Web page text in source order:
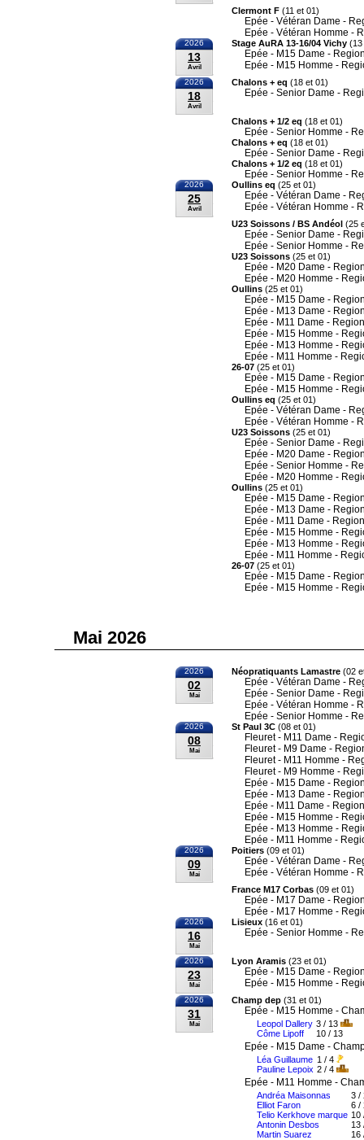
Clermont F (11 et 01)
Epée - Vétéran Dame -
Epée - Vétéran Homme -
2026
13
Avril
Stage AuRA 13-16/04 Vichy (13
Epée - M15 Dame -
Epée - M15 Homme -
2026
18
Avril
Chalons + eq (18 et 01)
Epée - Senior Dame -
Chalons + 1/2 eq (18 et 01)
Epée - Senior Homme -
Chalons + eq (18 et 01)
Epée - Senior Dame -
Chalons + 1/2 eq (18 et 01)
Epée - Senior Homme -
2026
25
Avril
Oullins eq (25 et 01)
Epée - Vétéran Dame -
Epée - Vétéran Homme -
U23 Soissons / BS Andéol (25
Epée - Senior Dame -
Epée - Senior Homme -
U23 Soissons (25 et 01)
Epée - M20 Dame -
Epée - M20 Homme -
Oullins (25 et 01)
Epée - M15 Dame -
Epée - M13 Dame -
Epée - M11 Dame -
Epée - M15 Homme -
Epée - M13 Homme -
Epée - M11 Homme -
26-07 (25 et 01)
Epée - M15 Dame -
Epée - M15 Homme -
Oullins eq (25 et 01)
Epée - Vétéran Dame -
Epée - Vétéran Homme -
U23 Soissons (25 et 01)
Epée - Senior Dame -
Epée - M20 Dame -
Epée - Senior Homme -
Epée - M20 Homme -
Oullins (25 et 01)
Epée - M15 Dame -
Epée - M13 Dame -
Epée - M11 Dame -
Epée - M15 Homme -
Epée - M13 Homme -
Epée - M11 Homme -
26-07 (25 et 01)
Epée - M15 Dame -
Epée - M15 Homme -
Mai 2026
2026
02
Mai
Néopratiquants Lamastre (02
Epée - Vétéran Dame -
Epée - Senior Dame -
Epée - Vétéran Homme -
Epée - Senior Homme -
2026
08
Mai
St Paul 3C (08 et 01)
Fleuret - M11 Dame -
Fleuret - M9 Dame -
Fleuret - M11 Homme -
Fleuret - M9 Homme -
Epée - M15 Dame -
Epée - M13 Dame -
Epée - M11 Dame -
Epée - M15 Homme -
Epée - M13 Homme -
Epée - M11 Homme -
2026
09
Mai
Poitiers (09 et 01)
Epée - Vétéran Dame -
Epée - Vétéran Homme -
France M17 Corbas (09 et 01)
Epée - M17 Dame -
Epée - M17 Homme -
2026
16
Mai
Lisieux (16 et 01)
Epée - Senior Homme -
2026
23
Mai
Lyon Aramis (23 et 01)
Epée - M15 Dame -
Epée - M15 Homme -
2026
31
Mai
Champ dep (31 et 01)
Epée - M15 Homme -
Leopol Dallery
Côme Lipoff
3 / 13
10 / 13
Epée - M15 Dame -
Léa Guillaume
Pauline Lepoix
1 / 4
2 / 4
Epée - M11 Homme -
Andréa Maisonnas
Elliot Faron
Telio Kerkhove marque
Antonin Desbos
Martin Suarez
3 /
6 /
10
13
16